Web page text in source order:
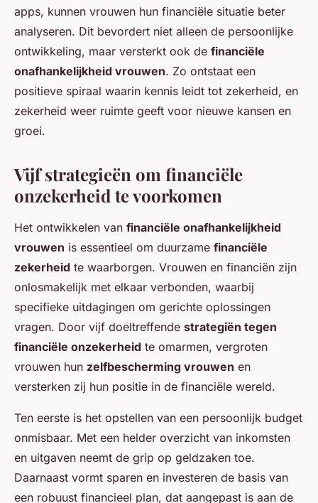
apps, kunnen vrouwen hun financiële situatie beter
analyseren. Dit bevordert niet alleen de persoonlijke
ontwikkeling, maar versterkt ook de financiële
onafhankelijkheid vrouwen. Zo ontstaat een
positieve spiraal waarin kennis leidt tot zekerheid, en
zekerheid weer ruimte geeft voor nieuwe kansen en
groei.
Vijf strategieën om financiële
onzekerheid te voorkomen
Het ontwikkelen van financiële onafhankelijkheid
vrouwen is essentieel om duurzame financiële
zekerheid te waarborgen. Vrouwen en financiën zijn
onlosmakelijk met elkaar verbonden, waarbij
specifieke uitdagingen om gerichte oplossingen
vragen. Door vijf doeltreffende strategiën tegen
financiële onzekerheid te omarmen, vergroten
vrouwen hun zelfbescherming vrouwen en
versterken zij hun positie in de financiële wereld.
Ten eerste is het opstellen van een persoonlijk budget
onmisbaar. Met een helder overzicht van inkomsten
en uitgaven neemt de grip op geldzaken toe.
Daarnaast vormt sparen en investeren de basis van
een robuust financieel plan, dat aangepast is aan de